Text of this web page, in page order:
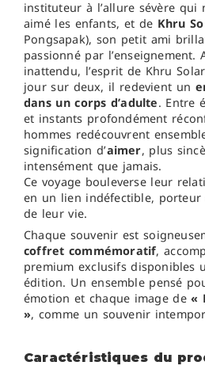
instituteur à l’allure sévère qui
aimé les enfants, et de Khru
Pongsapak), son petit ami
passionné par l’enseignement.
inattendu, l’esprit de Khru
jour sur deux, il redevient un
dans un corps d’adulte. Entre
et instants profondément
hommes redécouvrent
signification d’aimer, plus
intensément que jamais.
Ce voyage bouleverse leur
en un lien indéfectible,
de leur vie.
Chaque souvenir est
coffret commémoratif,
premium exclusifs disponibles
édition. Un ensemble pensé
émotion et chaque image de«
», comme un souvenir
Caractéristiques du